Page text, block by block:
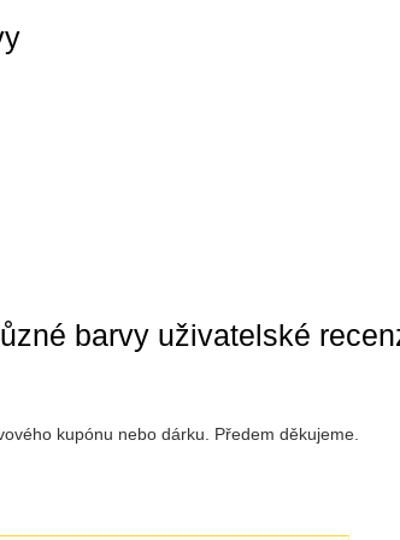
barvy uživatelské
kupónu nebo dárku. Předem děkujeme.